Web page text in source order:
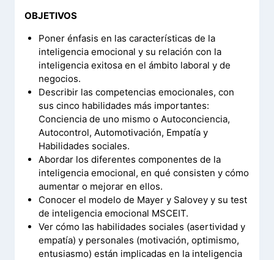
OBJETIVOS
Poner énfasis en las características de la
inteligencia emocional y su relación con la
inteligencia exitosa en el ámbito laboral y de
negocios.
Describir las competencias emocionales, con
sus cinco habilidades más importantes:
Conciencia de uno mismo o Autoconciencia,
Autocontrol, Automotivación, Empatía y
Habilidades sociales.
Abordar los diferentes componentes de la
inteligencia emocional, en qué consisten y cómo
aumentar o mejorar en ellos.
Conocer el modelo de Mayer y Salovey y su test
de inteligencia emocional MSCEIT.
Ver cómo las habilidades sociales (asertividad y
empatía) y personales (motivación, optimismo,
entusiasmo) están implicadas en la inteligencia